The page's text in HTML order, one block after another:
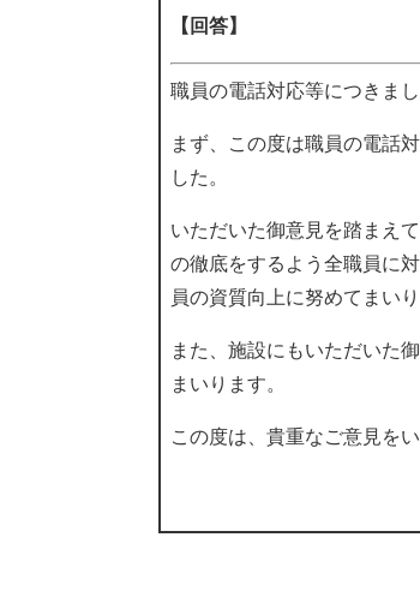
【回答】
職員の電話対応等につきま
まず、この度は職員の電話
した。
いただいた御意見を踏まえ
の徹底をするよう全職員に
員の資質向上に努めてまいり
また、施設にもいただいた
まいります。
この度は、貴重なご意見を